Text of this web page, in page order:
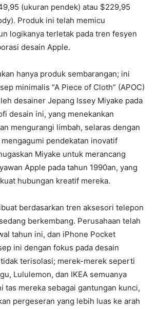
(ukuran pendek) atau $229,95
Produk ini telah memicu
logikanya terletak pada tren fesyen
desain Apple.
hanya produk sembarangan; ini
minimalis “A Piece of Cloth” (APOC)
desainer Jepang Issey Miyake pada
desain ini, yang menekankan
mengurangi limbah, selaras dengan
pendekatan inovatif
Miyake untuk merancang
Apple pada tahun 1990an, yang
hubungan kreatif mereka.
berdasarkan tren aksesori telepon
berkembang. Perusahaan telah
tahun ini, dan iPhone Pocket
ini dengan fokus pada desain
terisolasi; merek-merek seperti
Lululemon, dan IKEA semuanya
tas mereka sebagai gantungan kunci,
pergeseran yang lebih luas ke arah